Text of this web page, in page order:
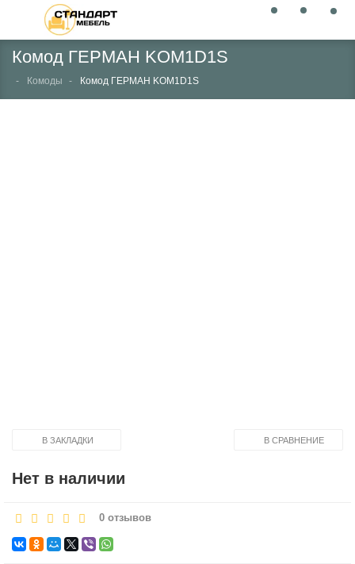
Комод ГЕРМАН KOM1D1S
Комоды Комод ГЕРМАН KOM1D1S
В ЗАКЛАДКИ В СРАВНЕНИЕ
Нет в наличии
0 отзывов